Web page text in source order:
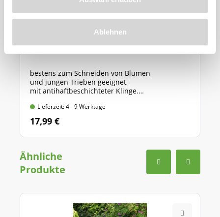
Ablehnen
GARDENA Gartenschere "Classic" (Art.Nr.
bestens zum Schneiden von Blumen
und jungen Trieben geeignet,
mit antihaftbeschichteter Klinge.
Lieferzeit: 4 - 9 Werktage
17,99 €
Ähnliche
Produkte